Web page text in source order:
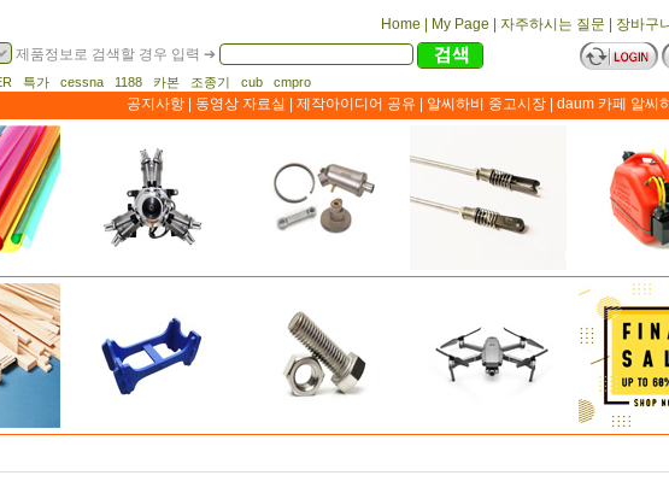
Home My Page 자주하시는 질문
장바구
제품정보로 검색할 경우 입력 ➔
특가 cessna 1188 카본 조종기 cub cmpro
공지사항 동영상 자료실 제작아이디어 공유 알씨하비 중고시장 daum 카페 알씨